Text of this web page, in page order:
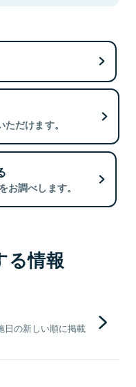
だけます。
お調べします。
る情報
日の新しい順に掲載